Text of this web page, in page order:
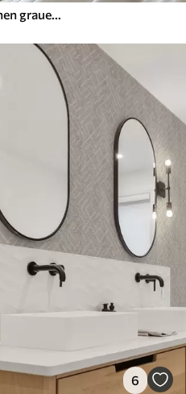
Helles Wabenmuster mit dünnen grauen Konturen
6